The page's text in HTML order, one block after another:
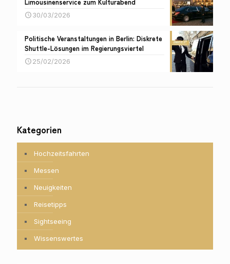
30/03/2026
Politische Veranstaltungen in Berlin: Diskrete
Shuttle-Lösungen im Regierungsviertel
25/02/2026
Kategorien
Hochzeitsfahrten
Messen
Neuigkeiten
Reisetipps
Sightseeing
Wissenswertes